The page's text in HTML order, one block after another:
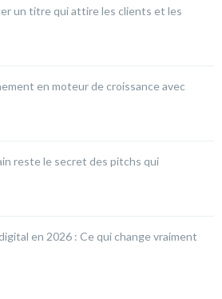
un titre qui attire les clients et les
en moteur de croissance avec
reste le secret des pitchs qui
en 2026 : Ce qui change vraiment